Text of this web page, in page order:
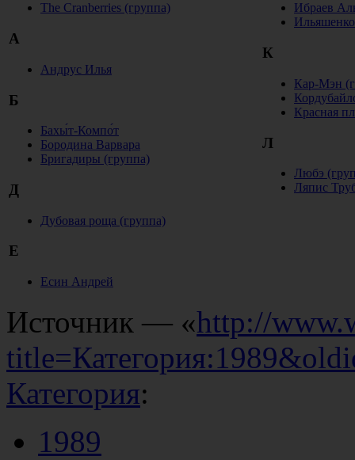
The Cranberries (группа)
А
Андрус Илья
Б
Бахы́т-Компо́т
Бородина Варвара
Бригадиры (группа)
Д
Дубовая роща (группа)
Е
Есин Андрей
Ибраев
К
Кар-Мэн
Красная
Л
Любэ
Ляпис
Источник — «http://
Категория:
1989